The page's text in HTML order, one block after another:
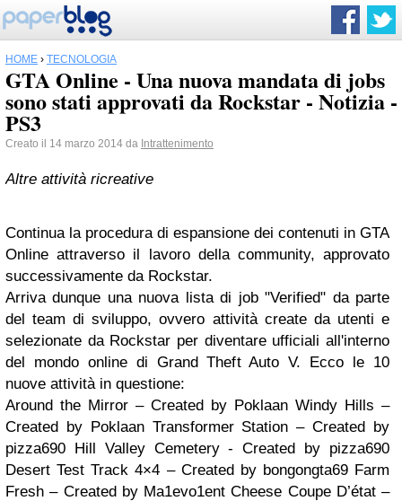
HOME › TECNOLOGIA
GTA Online - Una nuova mandata di jobs
sono stati approvati da Rockstar - Notizia -
PS3
Creato il 14 marzo 2014 da Intrattenimento
Altre attività ricreative
Continua la procedura di espansione dei contenuti in GTA
Online attraverso il lavoro della community, approvato
successivamente da Rockstar.
Arriva dunque una nuova lista di job "Verified" da parte
del team di sviluppo, ovvero attività create da utenti e
selezionate da Rockstar per diventare ufficiali all'interno
del mondo online di Grand Theft Auto V. Ecco le 10
nuove attività in questione:
Around the Mirror – Created by Poklaan Windy Hills –
Created by Poklaan Transformer Station – Created by
pizza690 Hill Valley Cemetery - Created by pizza690
Desert Test Track 4×4 – Created by bongongta69 Farm
Fresh – Created by Ma1evo1ent Cheese Coupe D’état –